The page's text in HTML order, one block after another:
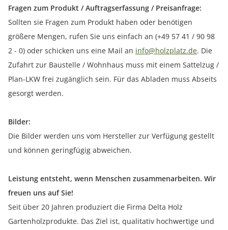
Fragen zum Produkt / Auftragserfassung / Preisanfrage:
Sollten sie Fragen zum Produkt haben oder benötigen
größere Mengen, rufen Sie uns einfach an (+49 57 41 / 90 98
2 - 0) oder schicken uns eine Mail an info@holzplatz.de. Die
Zufahrt zur Baustelle / Wohnhaus muss mit einem Sattelzug /
Plan-LKW frei zugänglich sein. Für das Abladen muss Abseits
gesorgt werden.
Bilder:
Die Bilder werden uns vom Hersteller zur Verfügung gestellt
und können geringfügig abweichen.
Leistung entsteht, wenn Menschen zusammenarbeiten. Wir
freuen uns auf Sie!
Seit über 20 Jahren produziert die Firma Delta Holz
Gartenholzprodukte. Das Ziel ist, qualitativ hochwertige und